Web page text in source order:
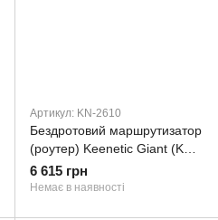
Артикул: KN-2610
Бездротовий маршрутизатор
(роутер) Keenetic Giant (KN-
2610) (KN-2610)
6 615 грн
Немає в наявності